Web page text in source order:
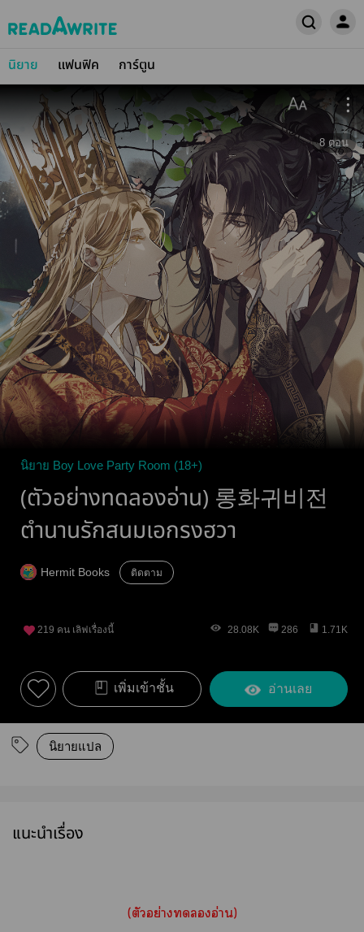
นิยาย แฟนฟิค การ์ตูน
8 ตอน
นิยาย Boy Love Party Room (18+)
(ตัวอย่างทดลองอ่าน) 롱화귀비전
ตำนานรักสนมเอกรงฮวา
Hermit Books ติดตาม
219 คน เลิฟเรื่องนี้ 28.08K 286 1.71K
เพิ่มเข้าชั้น อ่านเลย
นิยายแปล
แนะนำเรื่อง
(ตัวอย่างอ่าน)